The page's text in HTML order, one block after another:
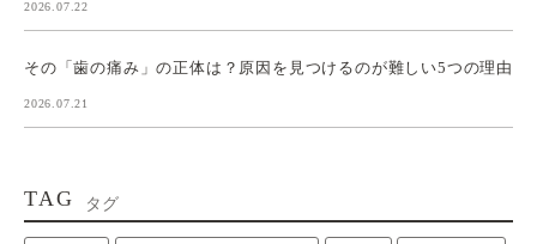
2026.07.22
その「歯の痛み」の正体は？原因を見つけるのが難しい5つの理由
2026.07.21
TAG タグ